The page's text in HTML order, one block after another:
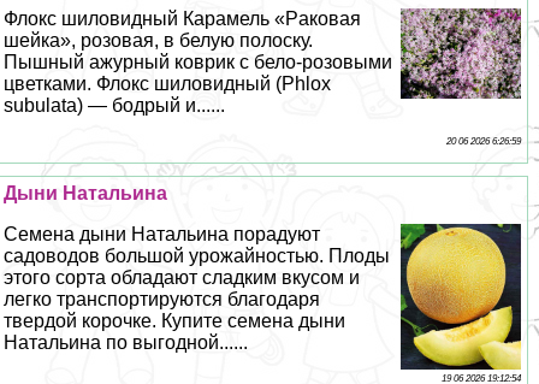
Флокс шиловидный Карамель «Paковая
шейка», розовая, в белую полоску.
Пышный ажурный коврик с бело-розовыми
цветками. Флокс шиловидный (Phlox
subulata) — бодрый и......
20 06 2026 6:26:59
Дыни Натальина
Семена дыни Натальина порадуют
садоводов большой урожайностью. Плоды
этого сорта обладают сладким вкусом и
легко трaнcпортируются благодаря
твердой корочке. Купите семена дыни
Натальина по выгодной......
19 06 2026 19:12:54